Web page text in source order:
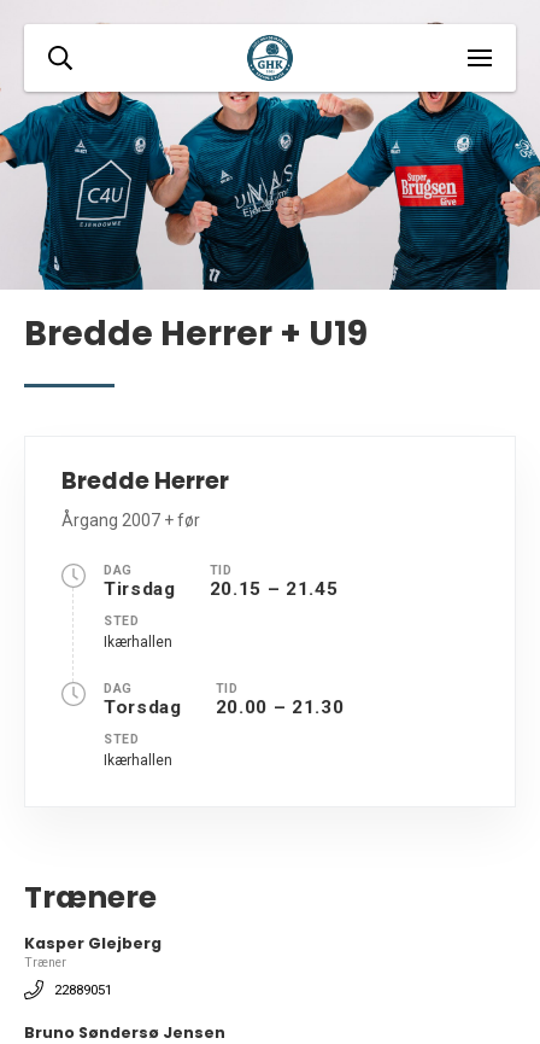
Bredde Herrer + U19
Bredde Herrer
Årgang 2007 + før
DAG
Tirsdag
TID
20.15 – 21.45
STED
Ikærhallen
DAG
Torsdag
TID
20.00 – 21.30
STED
Ikærhallen
Trænere
Kasper Glejberg
Træner
22889051
Bruno Søndersø Jensen